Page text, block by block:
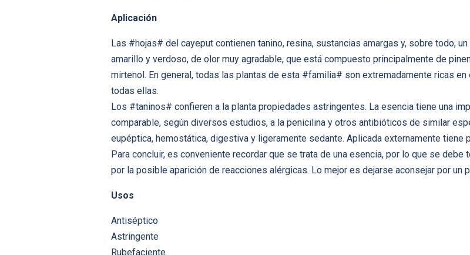
Aplicación
Las #hojas# del cayeput contienen tanino, resina, sustancias amargas y, sobre todo,
amarillo y verdoso, de olor muy agradable, que está compuesto principalmente de
mirtenol. En general, todas las plantas de esta #familia# son extremadamente ricas
todas ellas.
Los #taninos# confieren a la planta propiedades astringentes. La esencia tiene una
comparable, según diversos estudios, a la penicilina y otros antibióticos de similar
eupéptica, hemostática, digestiva y ligeramente sedante. Aplicada externamente tiene
Para concluir, es conveniente recordar que se trata de una esencia, por lo que se
por la posible aparición de reacciones alérgicas. Lo mejor es dejarse aconsejar por
Usos
Antiséptico
Astringente
Rubefaciente